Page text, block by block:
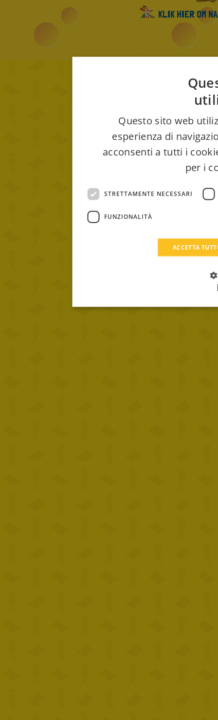
KLIK HIER OM
Questo sito web
esperienza di
acconsenti a tutti i
per i
STRETTAMENTE NECESSARI
FUNZIONALITÀ
ACCETTA